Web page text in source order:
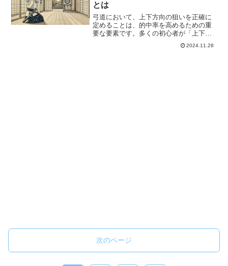
とは
弓道において、上下方向の狙いを正確に
定めることは、的中率を高めるための重
要な要素です。多くの初心者が「上下の
狙いが定まらない」と悩みを抱えていま
すが、これは射法や視点、弓具の使い方
2024.11.28
次のページ